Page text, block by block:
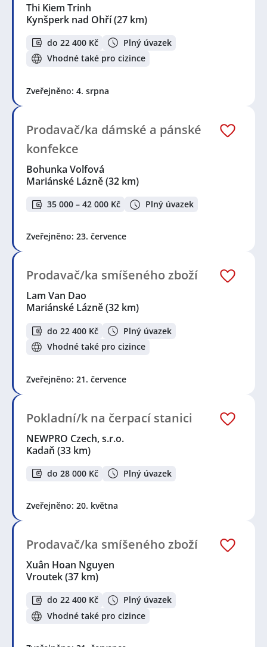
Thi Kiem Trinh
Kynšperk nad Ohří(27 km)
do 22 400 Kč
Plný úvazek
Vhodné také pro cizince
Zveřejněno: 4. srpna
Prodavač/ka dámské a pánské
konfekce
Bohunka Volfová
Mariánské Lázně(32 km)
35 000 – 42 000 Kč Plný úvazek
Zveřejněno: 23. července
Prodavač/ka smíšeného zboží
Lam Van Dao
Mariánské Lázně(32 km)
do 22 400 Kč
Plný úvazek
Vhodné také pro cizince
Zveřejněno: 21. července
Pokladní/k na čerpací stanici
NEWPRO Czech, s.r.o.
Kadaň (33 km)
do 28 000 Kč Plný úvazek
Zveřejněno: 20. května
Prodavač/ka smíšeného zboží
Xuân Hoan Nguyen
Vroutek(37 km)
do 22 400 Kč
Plný úvazek
Vhodné také pro cizince